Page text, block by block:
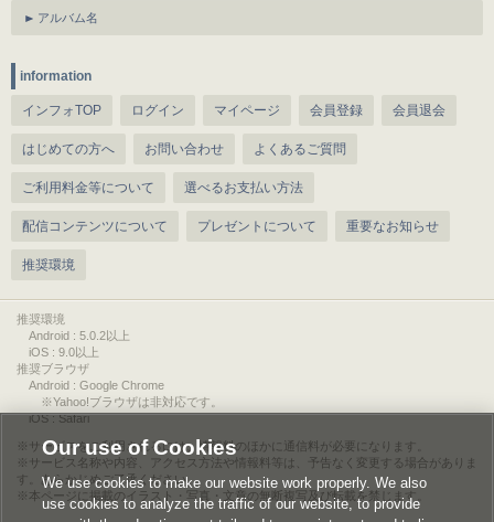
アルバム名
information
インフォTOP ログイン マイページ 会員登録 会員退会
はじめての方へ お問い合わせ よくあるご質問
ご利用料金等について 選べるお支払い方法
配信コンテンツについて プレゼントについて 重要なお知らせ
推奨環境
推奨環境
Android : 5.0.2以上
iOS : 9.0以上
推奨ブラウザ
Android : Google Chrome
※Yahoo!ブラウザは非対応です。
iOS : Safari
サービスをご利用されるには、情報料のほかに通信料が必要になります。
サービス名称や内容、アクセス方法や情報料等は、予告なく変更する場合がありま
す。あらかじめご了承ください。
本ページに掲載のイラスト・写真・文章の無断複写及び転載を禁じます。
Our use of Cookies
We use cookies to make our website work properly. We also
use cookies to analyze the traffic of our website, to provide